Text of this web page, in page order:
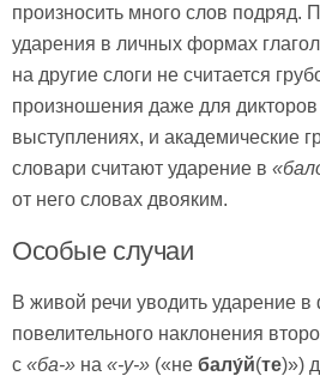
произносить много слов подряд.
ударения в личных формах
на другие слоги не считается
произношения даже для
выступлениях, и академические
словари считают ударение в
от него словах двояким.
Особые случаи
В живой речи уводить ударение
повелительного наклонения
с «ба-» на «-у-» («не балу́й(те)»)